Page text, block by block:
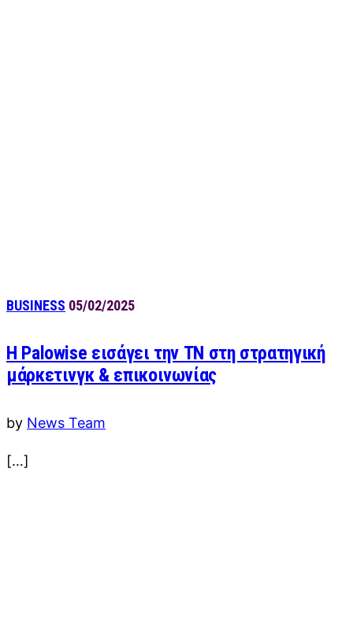
BUSINESS 05/02/2025
Η Palowise εισάγει την ΤΝ στη στρατηγική
μάρκετινγκ & επικοινωνίας
by News Team
[…]